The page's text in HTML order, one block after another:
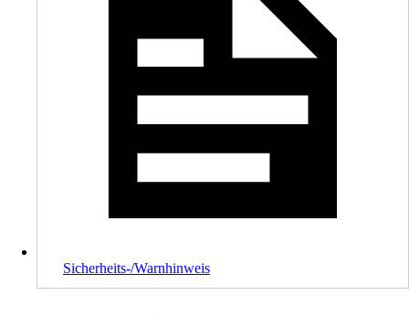
Sicherheits-/Warnhinweis